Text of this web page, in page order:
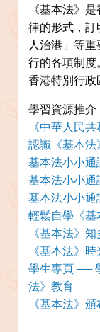
《基本法》
律的形式，
人治港」等
行的各項制
香港特別行政
學習資源推介
《中華人民
認識《基本法
基本法小小通
基本法小小
基本法小小通
輕鬆自學《
《基本法》
《基本法》
學生專頁 ──
法》教育
《基本法》